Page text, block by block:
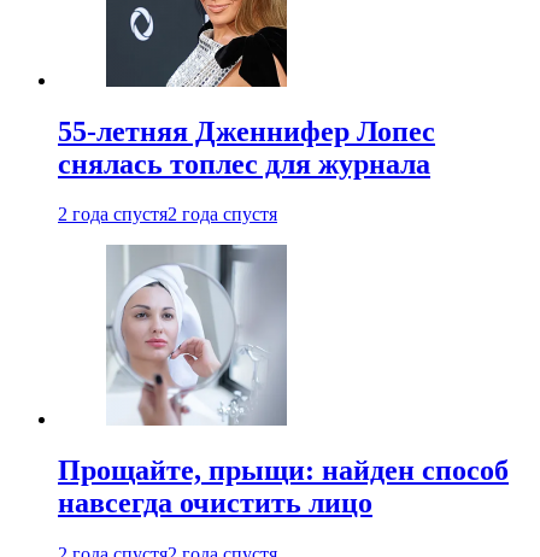
55-летняя Дженнифер Лопес
снялась топлес для журнала
2 года спустя2 года спустя
Прощайте, прыщи: найден способ
навсегда очистить лицо